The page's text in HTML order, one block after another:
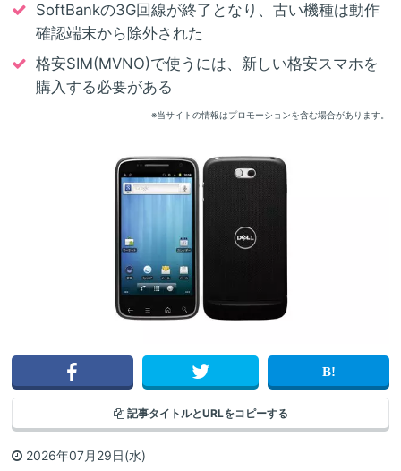
SoftBankの3G回線が終了となり、古い機種は動作
確認端末から除外された
格安SIM(MVNO)で使うには、新しい格安スマホを
購入する必要がある
※当サイトの情報はプロモーションを含む場合があります。
記事タイトルとURLをコピーする
2026年07月29日(水)